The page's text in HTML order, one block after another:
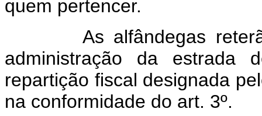
quem pertencer.
As alfândegas reterão
administração da
repartição fiscal designada
na conformidade do art. 3º.